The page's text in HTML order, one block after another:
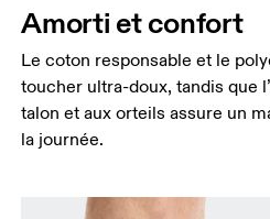
Amorti et confort
Le coton responsable et le
toucher ultra-doux, tandis que
talon et aux orteils assure un
la journée.